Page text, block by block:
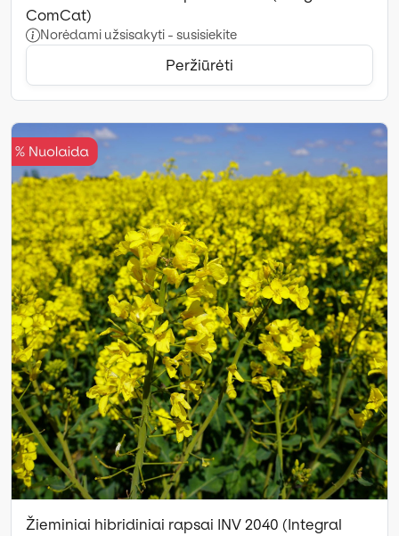
ComCat)
Norėdami užsisakyti - susisiekite
Peržiūrėti
Žieminiai hibridiniai rapsai INV 2040 (Integral